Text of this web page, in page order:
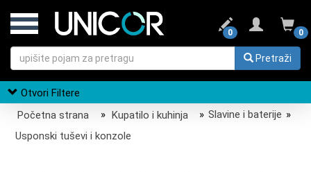
0
0
Pretraži
Otvori Filtere
Početna strana
» Kupatilo i kuhinja » Slavine i baterije »
Usponski tuševi i konzole